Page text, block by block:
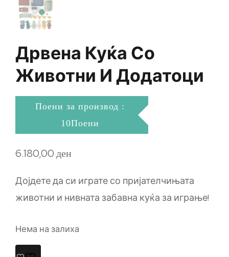
Дрвена Куќа Со
Животни И Додатоци
Поени за производ :
10Поени
6.180,00ден
Дојдете да си играте со пријателчињата
животни и нивната забавна куќа за играње!
Нема на залиха